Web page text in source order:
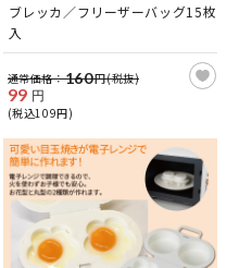
ブレッカ／フリーザーバッグ15枚
入
通常価格：160円(税抜)
99 円
(税込109円)